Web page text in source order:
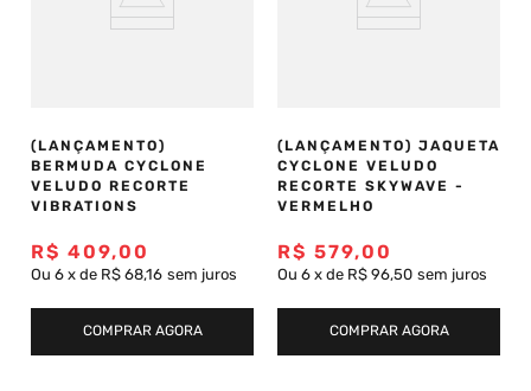
(LANÇAMENTO)
BERMUDA CYCLONE
VELUDO RECORTE
VIBRATIONS
R$ 409,00
Ou 6 x de R$ 68,16 sem juros
COMPRAR AGORA
(LANÇAMENTO) JAQUETA
CYCLONE VELUDO
RECORTE SKYWAVE -
VERMELHO
R$ 579,00
Ou 6 x de R$ 96,50 sem juros
COMPRAR AGORA